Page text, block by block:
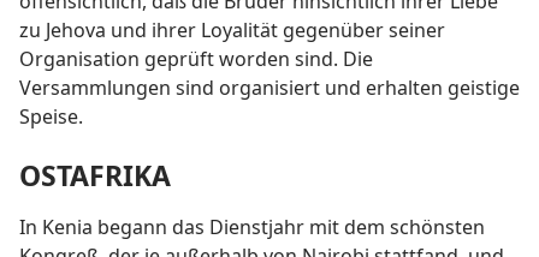
zu Jehova und ihrer Loyalität gegenüber seiner
Organisation geprüft worden sind. Die
Versammlungen sind organisiert und erhalten geistige
Speise.
OSTAFRIKA
In Kenia begann das Dienstjahr mit dem schönsten